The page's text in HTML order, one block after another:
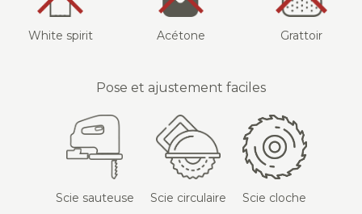
White spirit Acétone Grattoir
Pose et ajustement faciles
Scie sauteuse Scie circulaire
Scie cloche